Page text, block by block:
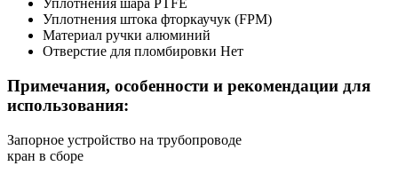
Уплотнения шара PTFE
Уплотнения штока фторкаучук (FPM)
Материал ручки алюминий
Отверстие для пломбировки Нет
Примечания, особенности и рекомендации для
использования:
Запорное устройство на трубопроводе
кран в сборе